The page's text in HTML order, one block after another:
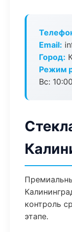
Email:
Город:
Режим
Вс:
контроль
этапе.